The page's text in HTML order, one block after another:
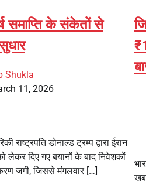
समाप्ति के संकेतों से
Shukla
11, 2026
राष्ट्रपति डोनाल्ड ट्रम्प द्वारा ईरान
लेकर दिए गए बयानों के बाद निवेशकों
जगी, जिससे मंगलवार […]